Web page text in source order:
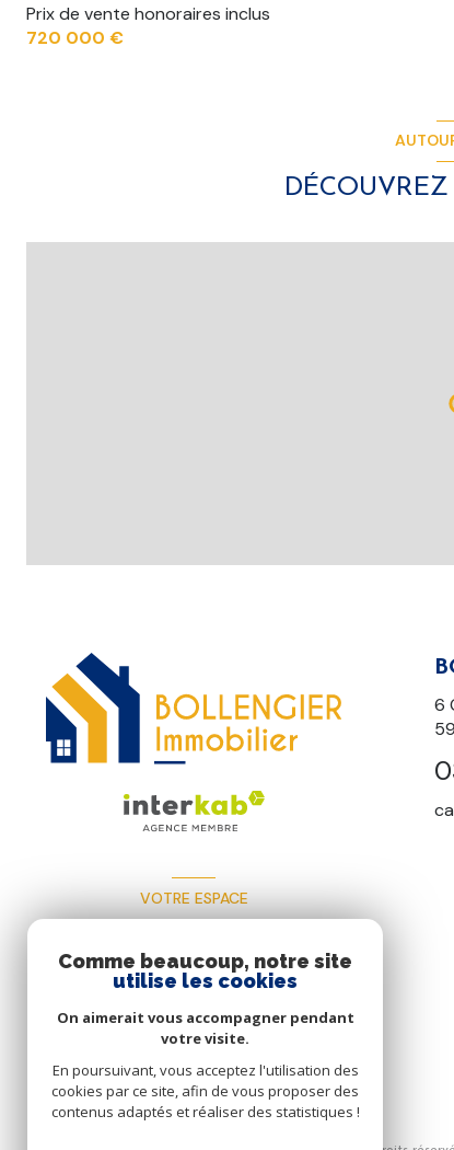
Prix de vente honoraires inclus
720 000 €
6
VOTRE ESPACE
SE CONNECTER
Comme beaucoup, notre site
utilise les cookies
On aimerait vous accompagner pendant
votre visite.
En poursuivant, vous acceptez l'utilisation des
cookies par ce site, afin de vous proposer des
contenus adaptés et réaliser des statistiques !